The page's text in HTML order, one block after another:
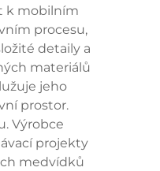
k mobilním
procesu,
detaily a
materiálů
jeho
prostor.
Výrobce
projekty
medvídků